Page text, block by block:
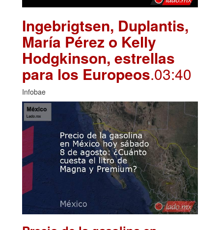
Ingebrigtsen, Duplantis,
María Pérez o Kelly
Hodgkinson, estrellas
para los Europeos.03:40
Infobae